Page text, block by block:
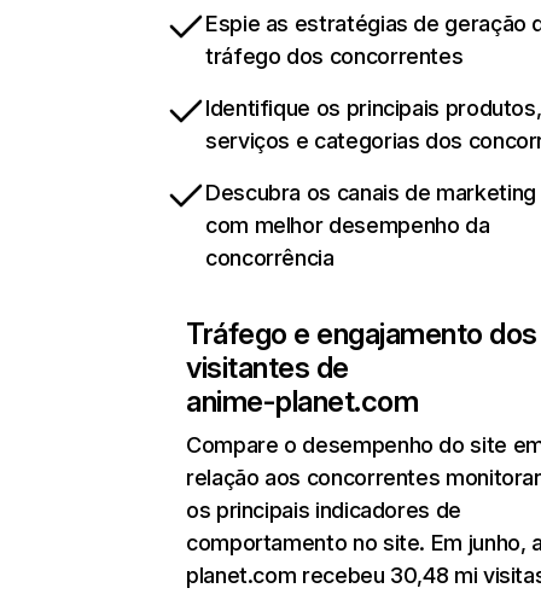
Espie as estratégias de geração
tráfego dos concorrentes
Identifique os principais produtos,
serviços e categorias dos
Descubra os canais de
com melhor desempenho da
concorrência
Tráfego e engajamento dos
visitantes de
anime-planet.com
Compare o desempenho do site
relação aos concorrentes
os principais indicadores de
comportamento no site. Em junho,
planet.com recebeu 30,48 mi